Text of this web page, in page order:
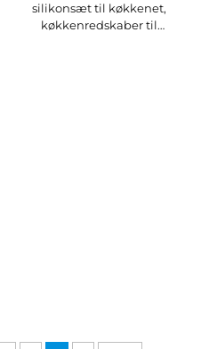
silikonsæt til køkkenet,
køkkenredskaber til